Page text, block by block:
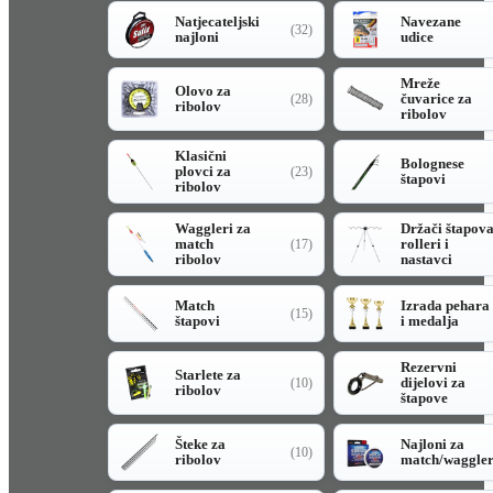
Natjecateljski
najloni
(32)
Navezane
udice
Olovo za
ribolov
(28)
Mreže
čuvarice za
ribolov
Klasični
plovci za
ribolov
(23)
Bolognese
štapovi
Waggleri za
match
ribolov
(17)
Držači štapova
rolleri i
nastavci
Match
štapovi
(15)
Izrada pehara
i medalja
Starlete za
ribolov
(10)
Rezervni
dijelovi za
štapove
Šteke za
ribolov
(10)
Najloni za
match/waggler